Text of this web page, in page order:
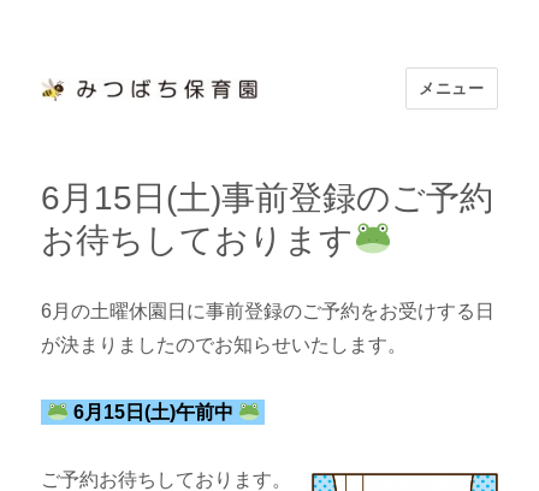
メニュー
6月15日(土)事前登録のご予約
お待ちしております
6月の土曜休園日に事前登録のご予約をお受けする日
が決まりましたのでお知らせいたします。
6月15日(土)午前中
ご予約お待ちしております。